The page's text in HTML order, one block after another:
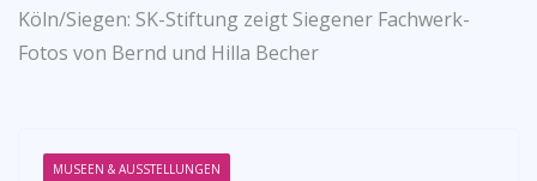
Köln/Siegen: SK-Stiftung zeigt Siegener Fachwerk-
Fotos von Bernd und Hilla Becher
MUSEEN & AUSSTELLUNGEN